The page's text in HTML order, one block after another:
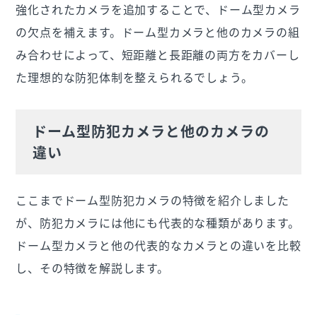
強化されたカメラを追加することで、ドーム型カメラ
の欠点を補えます。ドーム型カメラと他のカメラの組
み合わせによって、短距離と長距離の両方をカバーし
た理想的な防犯体制を整えられるでしょう。
ドーム型防犯カメラと他のカメラの
違い
ここまでドーム型防犯カメラの特徴を紹介しました
が、防犯カメラには他にも代表的な種類があります。
ドーム型カメラと他の代表的なカメラとの違いを比較
し、その特徴を解説します。